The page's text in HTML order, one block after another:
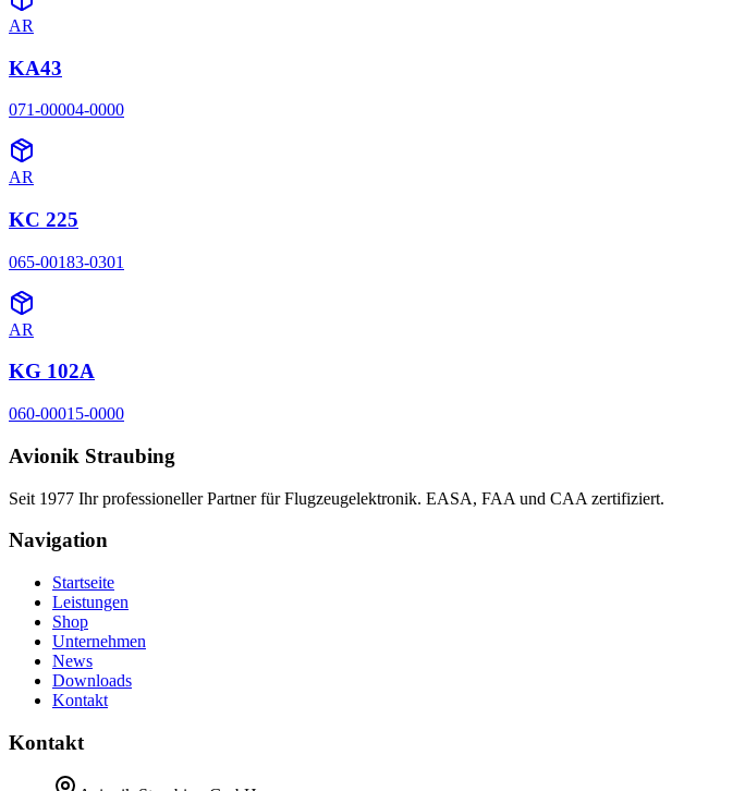
AR
KA43
071-00004-0000
AR
KC 225
065-00183-0301
AR
KG 102A
060-00015-0000
Avionik Straubing
Seit 1977 Ihr professioneller Partner für Flugzeugelektronik. EASA, FAA und CAA zertifiziert.
Navigation
Startseite
Leistungen
Shop
Unternehmen
News
Downloads
Kontakt
Kontakt